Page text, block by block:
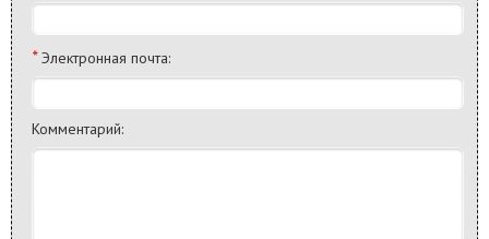
*Электронная почта:
Комментарий: